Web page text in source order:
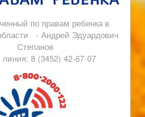
по правам ребенка в
- Андрей Эдуардович
Степанов
линия: 8 (3452) 42-67-07